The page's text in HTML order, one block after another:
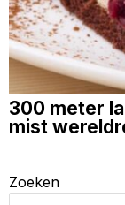
300 meter
mist
Zoeken